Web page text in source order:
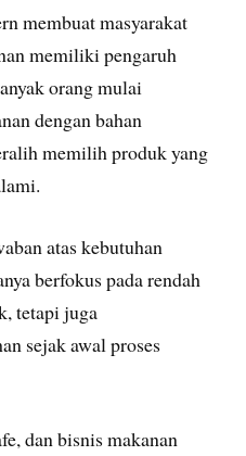
membuat masyarakat
memiliki pengaruh
orang mulai
dengan bahan
memilih produk yang
atas kebutuhan
berfokus pada rendah
tetapi juga
sejak awal proses
dan bisnis makanan